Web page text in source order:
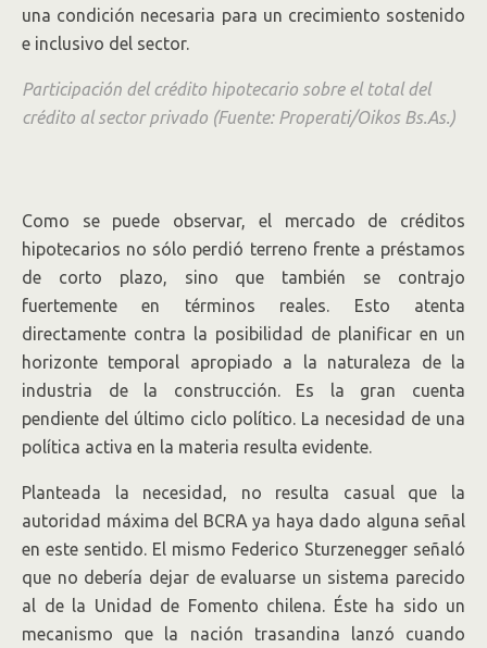
una condición necesaria para un crecimiento sostenido
e inclusivo del sector.
Participación del crédito hipotecario sobre el total del
crédito al sector privado (Fuente: Properati/Oikos Bs.As.)
Como se puede observar, el mercado de créditos
hipotecarios no sólo perdió terreno frente a préstamos
de corto plazo, sino que también se contrajo
fuertemente en términos reales. Esto atenta
directamente contra la posibilidad de planificar en un
horizonte temporal apropiado a la naturaleza de la
industria de la construcción. Es la gran cuenta
pendiente del último ciclo político. La necesidad de una
política activa en la materia resulta evidente.
Planteada la necesidad, no resulta casual que la
autoridad máxima del BCRA ya haya dado alguna señal
en este sentido. El mismo Federico Sturzenegger señaló
que no debería dejar de evaluarse un sistema parecido
al de la Unidad de Fomento chilena. Éste ha sido un
mecanismo que la nación trasandina lanzó cuando